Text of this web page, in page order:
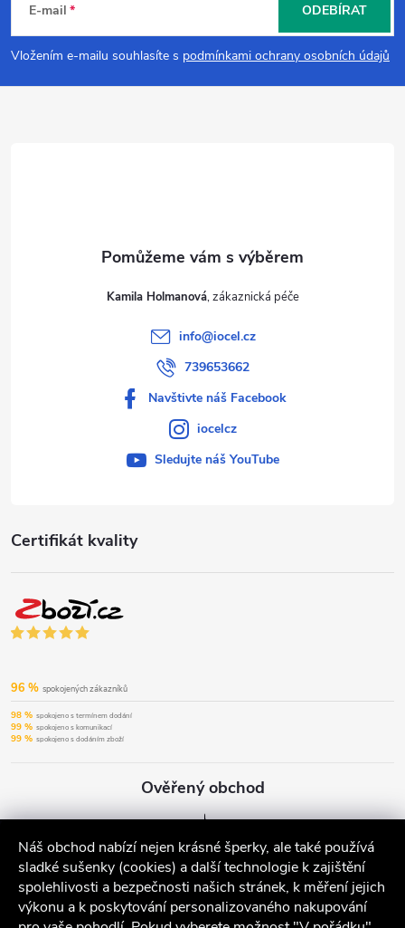
Náš obchod nabízí nejen krásné šperky, ale také používá
sladké sušenky (cookies) a další technologie k zajištění
spolehlivosti a bezpečnosti našich stránek, k měření jejich
výkonu a k poskytování personalizovaného nakupování
p
a
E-mail
Vložením e-mailu souhlasíte s podmínkami ochrany osobních údajů
ODEBÍRAT
Certifikát kvality
96 % spokojených zákazníků
98 % spokojeno s termínem dodání
99 % spokojeno s komunikací
99 % spokojeno s dodáním zboží
Ověřený obchod
Kamila Holmanová
info@iocel.cz
739653662
Navštivte náš Facebook
iocelcz
Sledujte náš YouTube